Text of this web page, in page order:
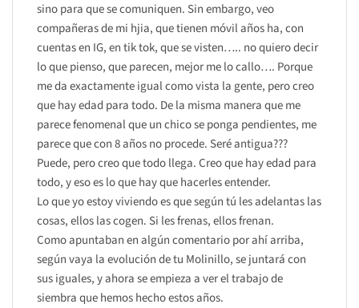
sino para que se comuniquen. Sin embargo, veo
compañeras de mi hjia, que tienen móvil años ha, con
cuentas en IG, en tik tok, que se visten….. no quiero decir
lo que pienso, que parecen, mejor me lo callo…. Porque
me da exactamente igual como vista la gente, pero creo
que hay edad para todo. De la misma manera que me
parece fenomenal que un chico se ponga pendientes, me
parece que con 8 años no procede. Seré antigua???
Puede, pero creo que todo llega. Creo que hay edad para
todo, y eso es lo que hay que hacerles entender.
Lo que yo estoy viviendo es que según tú les adelantas las
cosas, ellos las cogen. Si les frenas, ellos frenan.
Como apuntaban en algún comentario por ahí arriba,
según vaya la evolución de tu Molinillo, se juntará con
sus iguales, y ahora se empieza a ver el trabajo de
siembra que hemos hecho estos años.